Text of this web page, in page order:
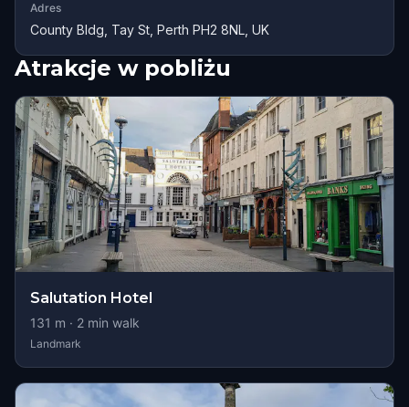
Adres
County Bldg, Tay St, Perth PH2 8NL, UK
Atrakcje w pobliżu
Salutation Hotel
131 m · 2 min walk
Landmark